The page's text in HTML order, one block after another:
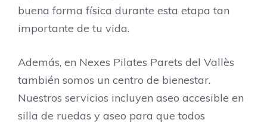
buena forma física durante esta etapa tan
importante de tu vida.
Además, en Nexes Pilates Parets del Vallès
también somos un centro de bienestar.
Nuestros servicios incluyen aseo accesible en
silla de ruedas y aseo para que todos